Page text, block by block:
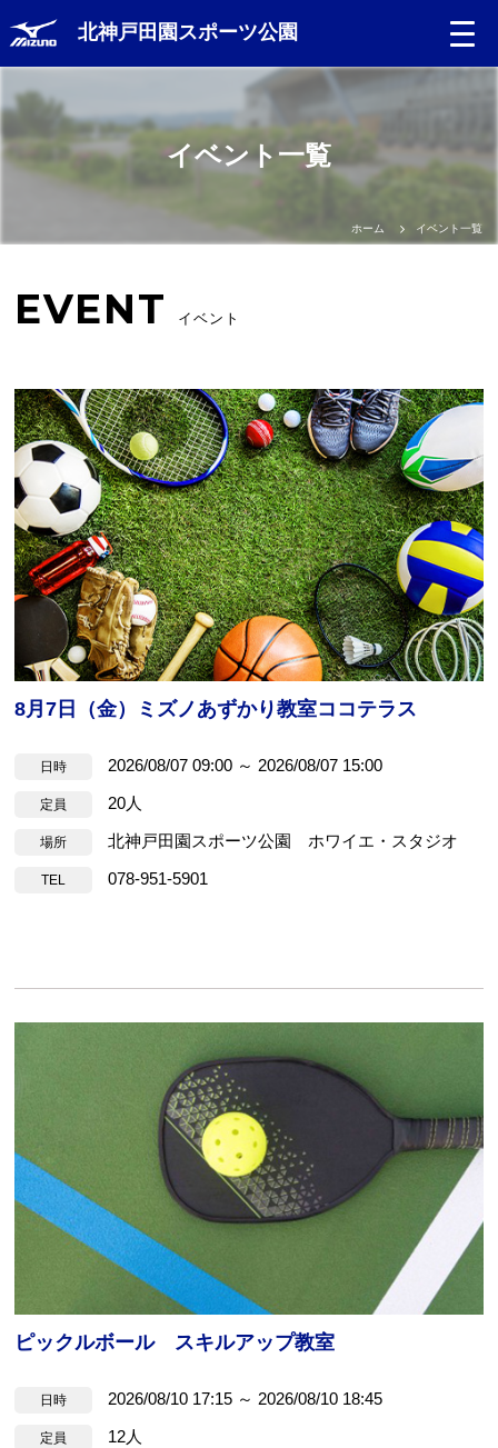
北神戸田園スポーツ公園
イベント一覧
ホーム イベント一覧
EVENT イベント
8月7日（金）ミズノあずかり教室ココテラス
日時 2026/08/07 09:00 ～ 2026/08/07 15:00
定員 20人
場所 北神戸田園スポーツ公園 ホワイエ・スタジオ
TEL 078-951-5901
ピックルボール スキルアップ教室
日時 2026/08/10 17:15 ～ 2026/08/10 18:45
定員 12人